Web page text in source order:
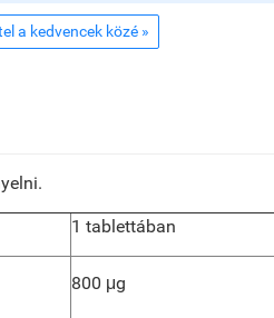
a kedvencek közé »
1 tablettában
800 μg